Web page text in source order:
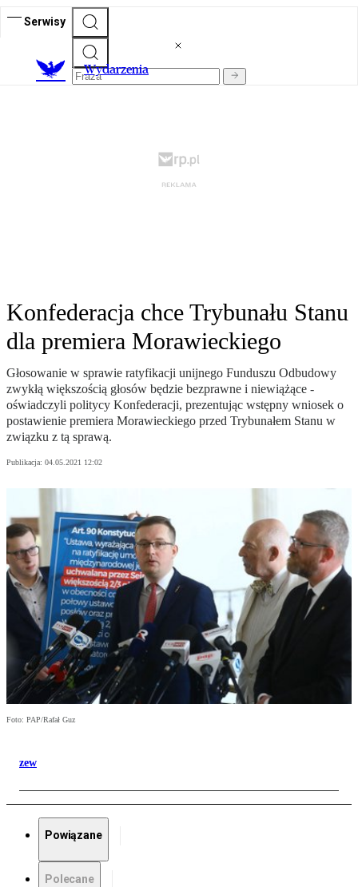
Serwisy
Wydarzenia
Konfederacja chce Trybunału Stanu
dla premiera Morawieckiego
Głosowanie w sprawie ratyfikacji unijnego Funduszu Odbudowy
zwykłą większością głosów będzie bezprawne i niewiążące -
oświadczyli politycy Konfederacji, prezentując wstępny wniosek o
postawienie premiera Morawieckiego przed Trybunałem Stanu w
związku z tą sprawą.
Publikacja: 04.05.2021 12:02
Foto: PAP/Rafał Guz
zew
Powiązane
Polecane